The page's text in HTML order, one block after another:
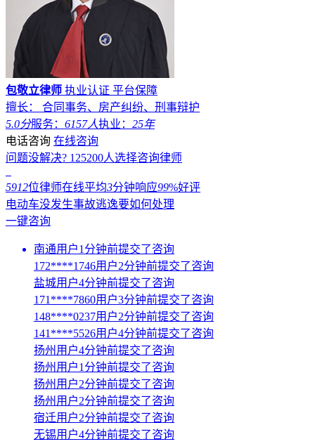
包敬立律师 执业认证 平台保障
擅长： 合同事务、房产纠纷、刑事辩护
5.0分服务： 6157人执业： 25年
电话咨询 在线咨询
问题没解决? 125200人选择咨询律师
5912位律师在线平均3分钟响应99%好评
电动车没发生事故逃逸要如何处理
一键咨询
南通用户1分钟前提交了咨询
172****1746用户2分钟前提交了咨询
盐城用户4分钟前提交了咨询
171****7860用户3分钟前提交了咨询
148****0237用户2分钟前提交了咨询
141****5526用户4分钟前提交了咨询
扬州用户4分钟前提交了咨询
扬州用户1分钟前提交了咨询
扬州用户2分钟前提交了咨询
扬州用户2分钟前提交了咨询
宿迁用户2分钟前提交了咨询
无锡用户4分钟前提交了咨询